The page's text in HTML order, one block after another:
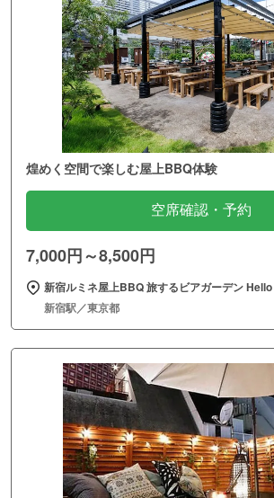
煌めく空間で楽しむ屋上BBQ体験
空席確認・予約
7,000円～8,500円
新宿ルミネ屋上BBQ 旅するビアガーデン Hello
新宿駅／東京都